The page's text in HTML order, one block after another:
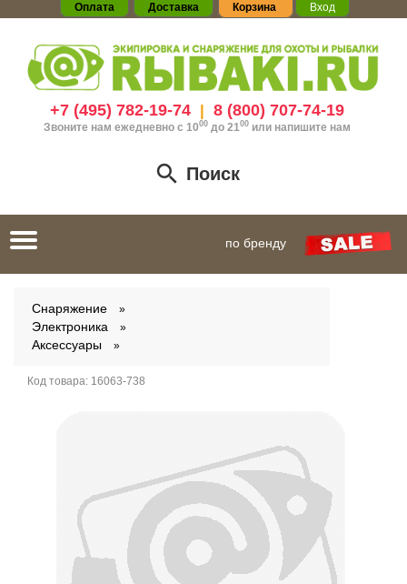
Оплата Доставка Корзина Вход
+7 (495) 782-19-74| 8 (800) 707-74-19
Звоните нам ежедневно с 1000до 21 00 или напишите нам
Поиск
Toggle
navigation
по бренду
Снаряжение
Электроника
Аксессуары
Код товара: 16063-738